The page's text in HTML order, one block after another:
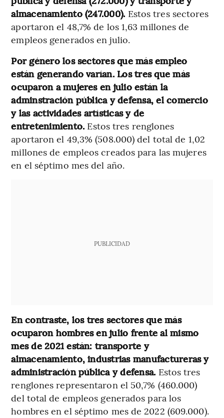
almacenamiento (247.000). Estos tres sectores
aportaron el 48,7% de los 1,63 millones de
empleos generados en julio.
Por género los sectores que más empleo
están generando varían. Los tres que más
ocuparon a mujeres en julio están la
adminstración pública y defensa, el comercio
y las actividades artísticas y de
entretenimiento. Estos tres renglones
aportaron el 49,3% (508.000) del total de 1,02
millones de empleos creados para las mujeres
en el séptimo mes del año.
PUBLICIDAD
En contraste, los tres sectores que más
ocuparon hombres en julio frente al mismo
mes de 2021 están: transporte y
almacenamiento, industrias manufactureras y
administración pública y defensa. Estos tres
renglones representaron el 50,7% (460.000)
del total de empleos generados para los
hombres en el séptimo mes de 2022 (609.000).